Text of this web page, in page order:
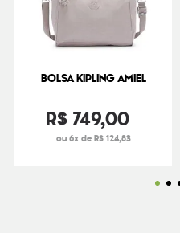
BOLSA KIPLING AMIEL
R$ 749,00
ou 6x de R$ 124,83